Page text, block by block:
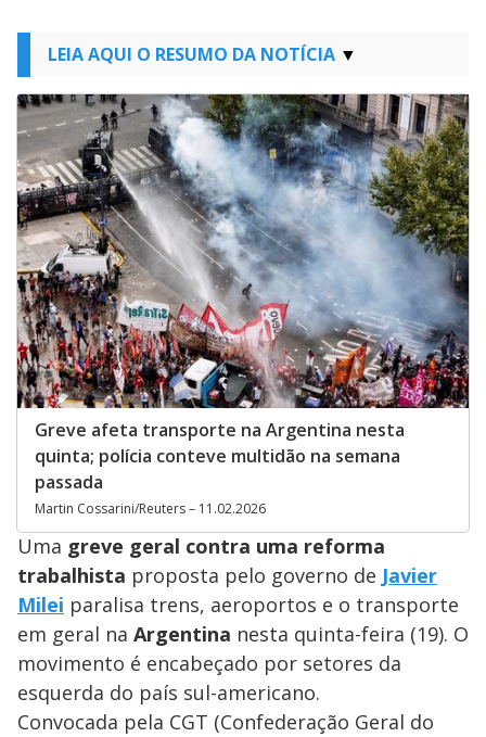
LEIA AQUI O RESUMO DA NOTÍCIA
Greve afeta transporte na Argentina nesta
quinta; polícia conteve multidão na semana
passada
Martin Cossarini/Reuters – 11.02.2026
Uma greve geral contra uma reforma
trabalhista proposta pelo governo de Javier
Milei paralisa trens, aeroportos e o transporte
em geral na Argentina nesta quinta-feira (19). O
movimento é encabeçado por setores da
esquerda do país sul-americano.
Convocada pela CGT (Confederação Geral do